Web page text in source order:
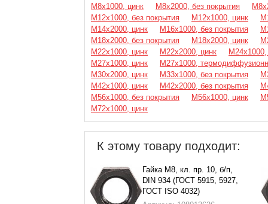
М8х1000, цинк
М8х2000, без покрытия
М12х1000, без покрытия
М12х1000, цинк
М14х2000, цинк
М16х1000, без покрытия
М18х2000, без покрытия
М18х2000, цинк
М22х1000, цинк
М22х2000, цинк
М24х1000,
М27х1000, цинк
М27х1000,
М30х2000, цинк
М33х1000, без покрытия
М42х1000, цинк
М42х2000, без покрытия
М56х1000, без покрытия
М56х1000, цинк
М72х1000, цинк
К этому товару подходит:
Гайка М8, кл. пр. 10, б/п,
DIN 934 (ГОСТ 5915, 5927,
ГОСТ ISO 4032)